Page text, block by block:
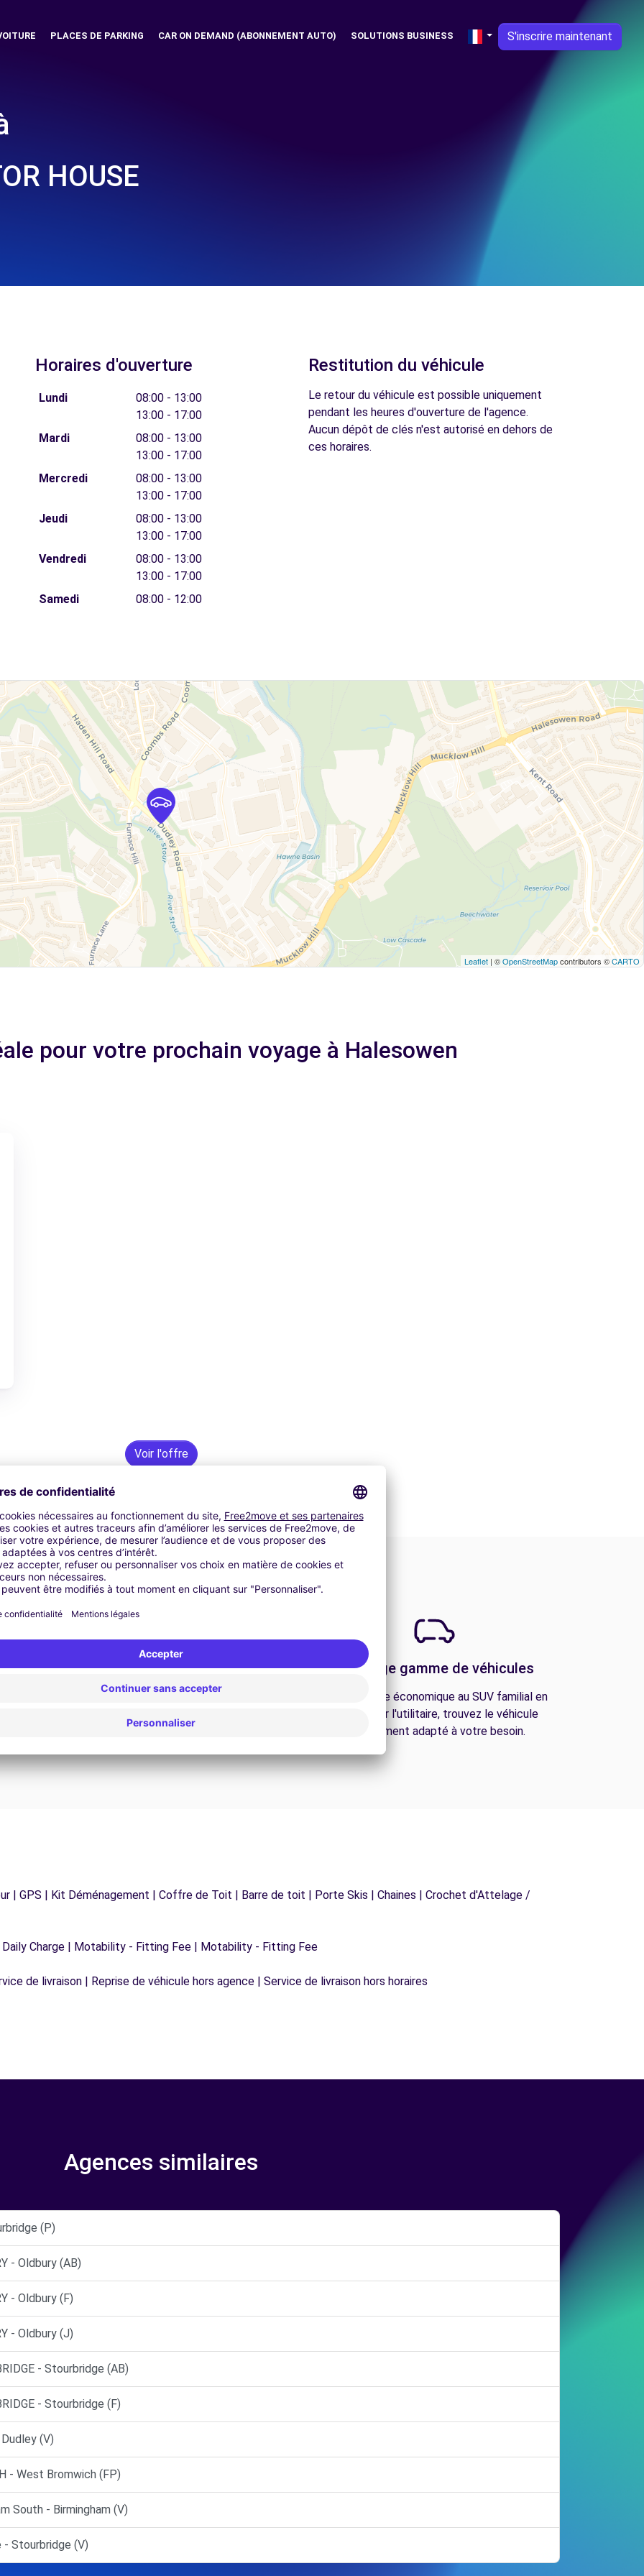
PLACES DE PARKING CAR ON DEMAND (ABONNEMENT AUTO) SOLUTIONS BUSINESS S'inscrire maintenant
HOUSE
Horaires d'ouverture
Lundi
08:00 - 13:00
13:00 - 17:00
Mardi
08:00 - 13:00
13:00 - 17:00
Mercredi
08:00 - 13:00
13:00 - 17:00
Jeudi
08:00 - 13:00
13:00 - 17:00
Vendredi
08:00 - 13:00
13:00 - 17:00
Samedi
08:00 - 12:00
Restitution du véhicule
Le retour du véhicule est possible uniquement
pendant les heures d'ouverture de l'agence.
Aucun dépôt de clés n'est autorisé en dehors de
ces horaires.
Leaflet | ©OpenStreetMapcontributors ©CARTO
pour votre prochain voyage à Halesowen
Voir l'offre
Assistance 24h/24 et 7j/7
Un problème sur la route ? Notre service
vous garantir un voyage sans interruption.
Une large gamme de véhicules
De la citadine économique au SUV familial en
passant par l'utilitaire, trouvez le véhicule
parfaitement adapté à votre besoin.
| GPS | Kit Déménagement | Coffre de Toit | Barre de toit | Porte Skis | Chaines | Crochet d'Attelage /
Charge | Motability - Fitting Fee | Motability - Fitting Fee
de livraison | Reprise de véhicule hors agence | Service de livraison hors horaires
Agences similaires
(P)
- Oldbury (AB)
- Oldbury (F)
- Oldbury (J)
- Stourbridge (AB)
- Stourbridge (F)
(V)
- West Bromwich (FP)
South - Birmingham (V)
Stourbridge (V)